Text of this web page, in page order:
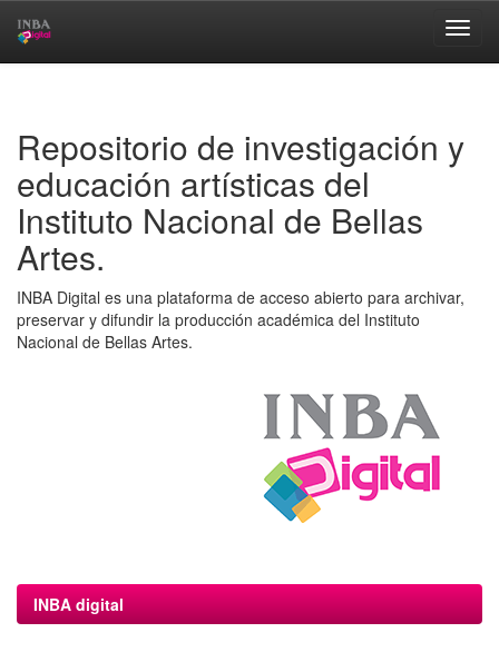
Repositorio de investigación y
educación artísticas del
Instituto Nacional de Bellas
Artes.
INBA Digital es una plataforma de acceso abierto para archivar,
preservar y difundir la producción académica del Instituto
Nacional de Bellas Artes.
INBA digital